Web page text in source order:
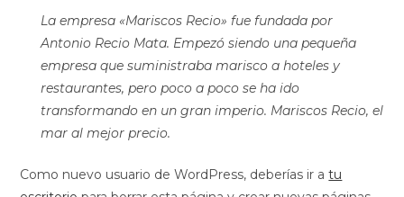
La empresa «Mariscos Recio» fue fundada por
Antonio Recio Mata. Empezó siendo una pequeña
empresa que suministraba marisco a hoteles y
restaurantes, pero poco a poco se ha ido
transformando en un gran imperio. Mariscos Recio, el
mar al mejor precio.
Como nuevo usuario de WordPress, deberías ir atu